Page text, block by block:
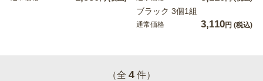
ブラック 3個1組
通常価格 3,110円 (税込)
（全 4 件）